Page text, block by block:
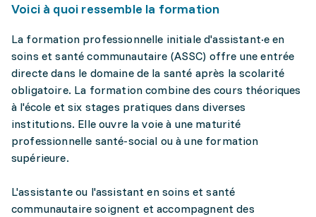
Voici à quoi ressemble la formation
La formation professionnelle initiale d'assistant·e en
soins et santé communautaire (ASSC) offre une entrée
directe dans le domaine de la santé après la scolarité
obligatoire. La formation combine des cours théoriques
à l'école et six stages pratiques dans diverses
institutions. Elle ouvre la voie à une maturité
professionnelle santé-social ou à une formation
supérieure.
L'assistante ou l'assistant en soins et santé
communautaire soignent et accompagnent des